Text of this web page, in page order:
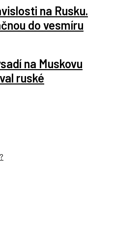
na Rusku.
do vesmíru
na Muskovu
ruské